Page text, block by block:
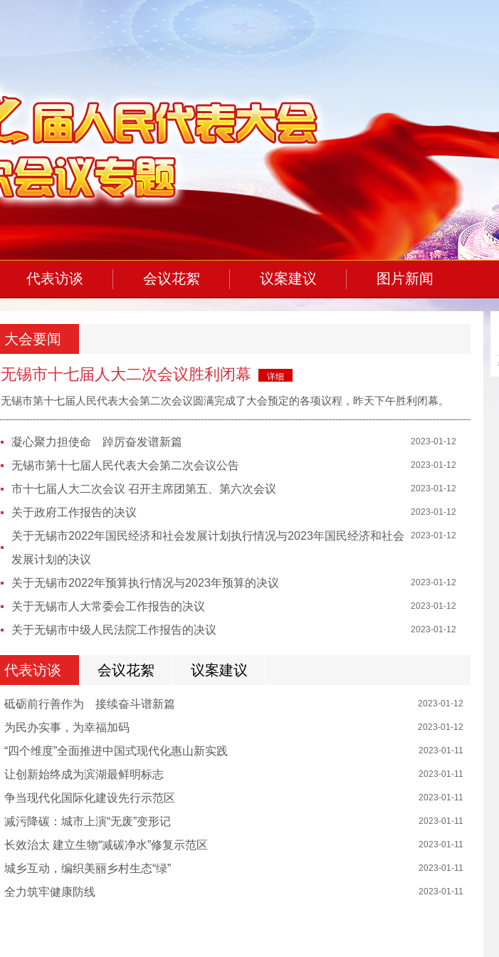
代表访谈 会议花絮 议案建议 图片新闻
勇当社会主义现代化建设县域示范
大会要闻
无锡市十七届人大二次会议胜利闭幕 详细
无锡市第十七届人民代表大会第二次会议圆满完成了大会预定的各项议程，昨天下午胜利闭幕。
2023-01-12
凝心聚力担使命 踔厉奋发谱新篇
2023-01-12
无锡市第十七届人民代表大会第二次会议公告
2023-01-12
市十七届人大二次会议 召开主席团第五、第六次会议
2023-01-12
关于政府工作报告的决议
2023-01-12
关于无锡市2022年国民经济和社会发展计划执行情况与2023年国民经济和社会
发展计划的决议
2023-01-12
关于无锡市2022年预算执行情况与2023年预算的决议
2023-01-12
关于无锡市人大常委会工作报告的决议
2023-01-12
关于无锡市中级人民法院工作报告的决议
代表访谈 会议花絮 议案建议
2023-01-12
砥砺前行善作为 接续奋斗谱新篇
2023-01-12
为民办实事，为幸福加码
2023-01-11
“四个维度”全面推进中国式现代化惠山新实践
2023-01-11
让创新始终成为滨湖最鲜明标志
2023-01-11
争当现代化国际化建设先行示范区
2023-01-11
减污降碳：城市上演“无废”变形记
2023-01-11
长效治太 建立生物“减碳净水”修复示范区
2023-01-11
城乡互动，编织美丽乡村生态“绿”
2023-01-11
全力筑牢健康防线